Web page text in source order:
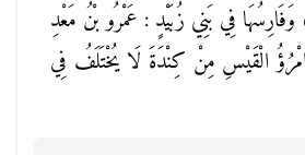
فِي بَنِي زُبَيْدٍ : عَمْرُو بْنُ مَعْدِ
الْقَيْسِ مِنْ كِنْدَةَ لَا يُخْتَلَفُ فِي